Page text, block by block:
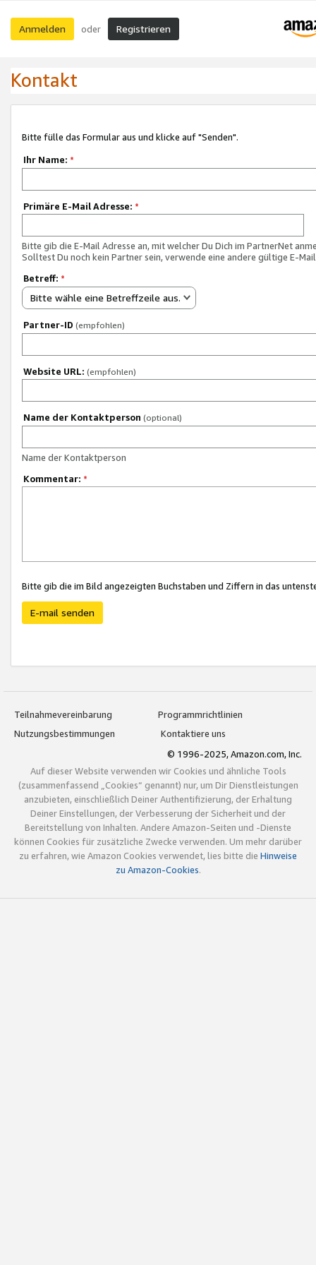
Anmelden oder Registrieren
Kontakt
Bitte fülle das Formular aus und klicke auf "Senden".
Ihr Name: *
Primäre E-Mail Adresse: *
Bitte gib die E-Mail Adresse an, mit welcher Du Dich im PartnerNet
Solltest Du noch kein Partner sein, verwende eine andere gültige E-
Betreff: *
Bitte wähle eine Betreffzeile aus.
Partner-ID (empfohlen)
Website URL: (empfohlen)
Name der Kontaktperson (optional)
Name der Kontaktperson
Kommentar: *
Bitte gib die im Bild angezeigten Buchstaben und Ziffern in das
E-mail senden
Teilnahmevereinbarung
Programmrichtlinien
Nutzungsbestimmungen
Kontaktiere uns
© 1996-2025, Amazon.com, Inc.
Auf dieser Website verwenden wir Cookies und ähnliche Tools
(zusammenfassend „Cookies“ genannt) nur, um Dir Dienstleistungen
anzubieten, einschließlich Deiner Authentifizierung, der Erhaltung
Deiner Einstellungen, der Verbesserung der Sicherheit und der
Bereitstellung von Inhalten. Andere Amazon-Seiten und -Dienste
können Cookies für zusätzliche Zwecke verwenden. Um mehr darüber
zu erfahren, wie Amazon Cookies verwendet, lies bitte die Hinweise
zu Amazon-Cookies.